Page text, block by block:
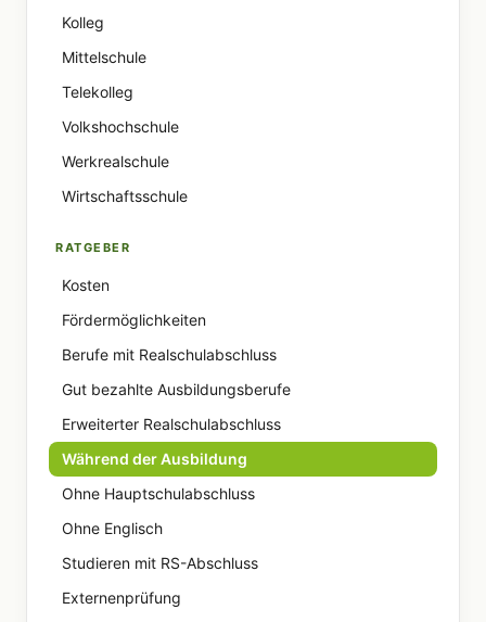
Kolleg
Mittelschule
Telekolleg
Volkshochschule
Werkrealschule
Wirtschaftsschule
RATGEBER
Kosten
Fördermöglichkeiten
Berufe mit Realschulabschluss
Gut bezahlte Ausbildungsberufe
Erweiterter Realschulabschluss
Während der Ausbildung
Ohne Hauptschulabschluss
Ohne Englisch
Studieren mit RS-Abschluss
Externenprüfung